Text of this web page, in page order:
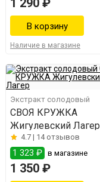
1 290 ₽
Наличие в магазине
Экстракт солодовый
СВОЯ КРУЖКА
Жигулевский Лагер
4.7 | 14 отзывов
1 323 ₽ в магазине
1 350 ₽